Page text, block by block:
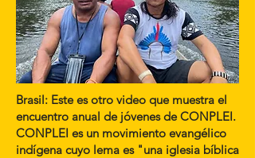
Brasil: Este es otro video que muestra el
encuentro anual de jóvenes de CONPLEI.
CONPLEI es un movimiento evangélico
indígena cuyo lema es "una iglesia bíblica